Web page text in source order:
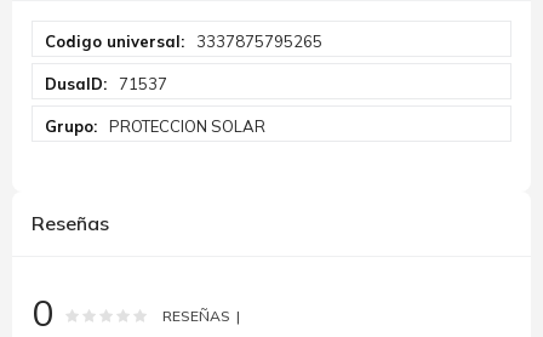
Información
3337875795265
71537
PROTECCION SOLAR
Reseñas
0 Rating: % of100
RESEÑAS